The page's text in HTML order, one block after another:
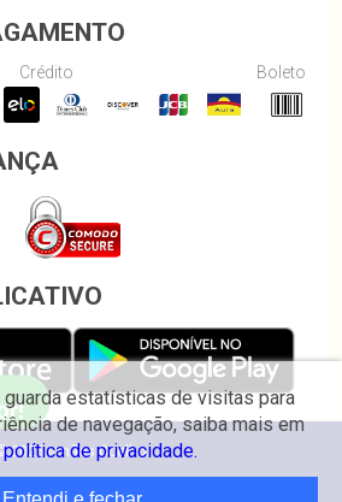
Crédito Boleto
estatísticas de visitas para
de navegação, saiba mais em
política de privacidade.
2026 Irmãos Coelho.